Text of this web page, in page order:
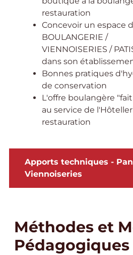
restauration
Concevoir un espace
BOULANGERIE /
VIENNOISERIES /
dans son
Bonnes pratiques
de conservation
L'offre boulangère
au service de
restauration
Apports techniques -
Viennoiseries
Méthodes et
Pédagogiques